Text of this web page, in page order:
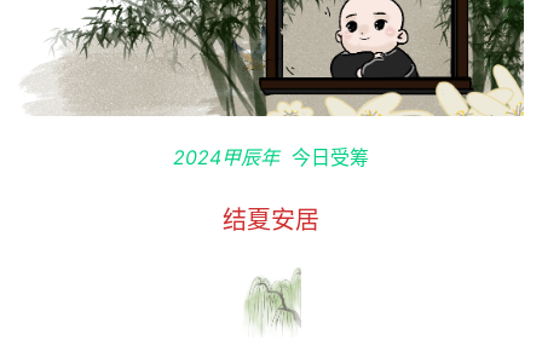
2024甲辰年 今日受筹
结夏安居